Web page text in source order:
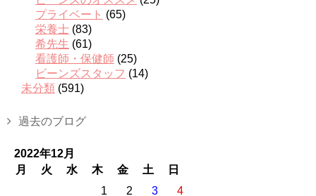
プライベート (65)
栄養士 (83)
希先生 (61)
看護師・保健師 (25)
ビーンズスタッフ (14)
未分類 (591)
過去のブログ
2022年12月
月
火 水 木 金 土
日
1
2 3 4